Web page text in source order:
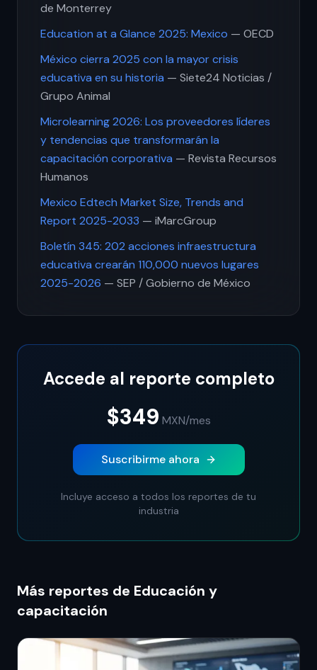
de Monterrey
Education at a Glance 2025: Mexico — OECD
México cierra 2025 con la mayor crisis
educativa en su historia — Siete24 Noticias /
Grupo Animal
Microlearning 2026: Los proveedores líderes
y tendencias que transformarán la
capacitación corporativa — Revista Recursos
Humanos
Mexico Edtech Market Size, Trends and
Report 2025-2033 — iMarcGroup
Boletín 345: 202 acciones infraestructura
educativa crearán 110,000 nuevos lugares
2025-2026 — SEP / Gobierno de México
Accede al reporte completo
$349 MXN/mes
Suscribirme ahora
Incluye acceso a todos los reportes de tu
industria
Más reportes de Educación y
capacitación